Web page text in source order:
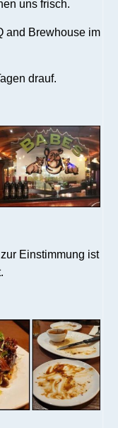
uns frisch.
and Brewhouse im
drauf.
Einstimmung ist